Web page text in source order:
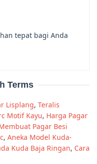
tepat bagi Anda
Terms
Lisplang, Teralis
Motif Kayu, Harga Pagar
Pagar Besi
, Aneka Model Kuda-
Kuda Baja Ringan, Cara